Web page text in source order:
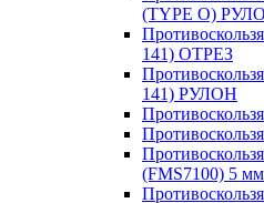
(TYPE O)
141) ОТРЕЗ
141) РУЛОН
(FMS7100) 5